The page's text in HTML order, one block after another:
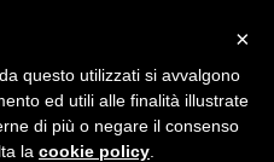
×
questo utilizzati si avvalgono
ed utili alle finalità illustrate
di più o negare il consenso
la cookie policy